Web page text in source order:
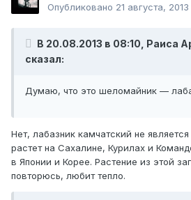
Опубликовано 21 августа, 2013
В 20.08.2013 в 08:10, Раиса
сказал:
Думаю, что это шеломайник —
Нет, лабазник камчатский не
растет на Сахалине, Курилах и
в Японии и Корее. Растение из этой
повторюсь, любит тепло.